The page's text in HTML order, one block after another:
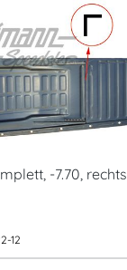
-7.70, rechts
12